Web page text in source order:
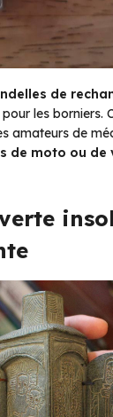
de
les borniers.
amateurs de
de moto ou de